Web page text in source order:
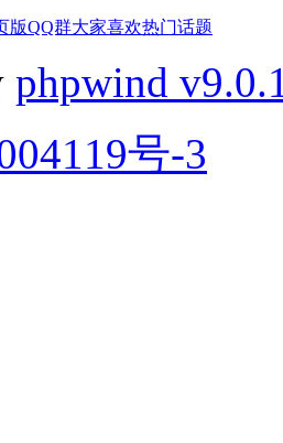
版QQ群大家喜欢热门话题
phpwind
号-3